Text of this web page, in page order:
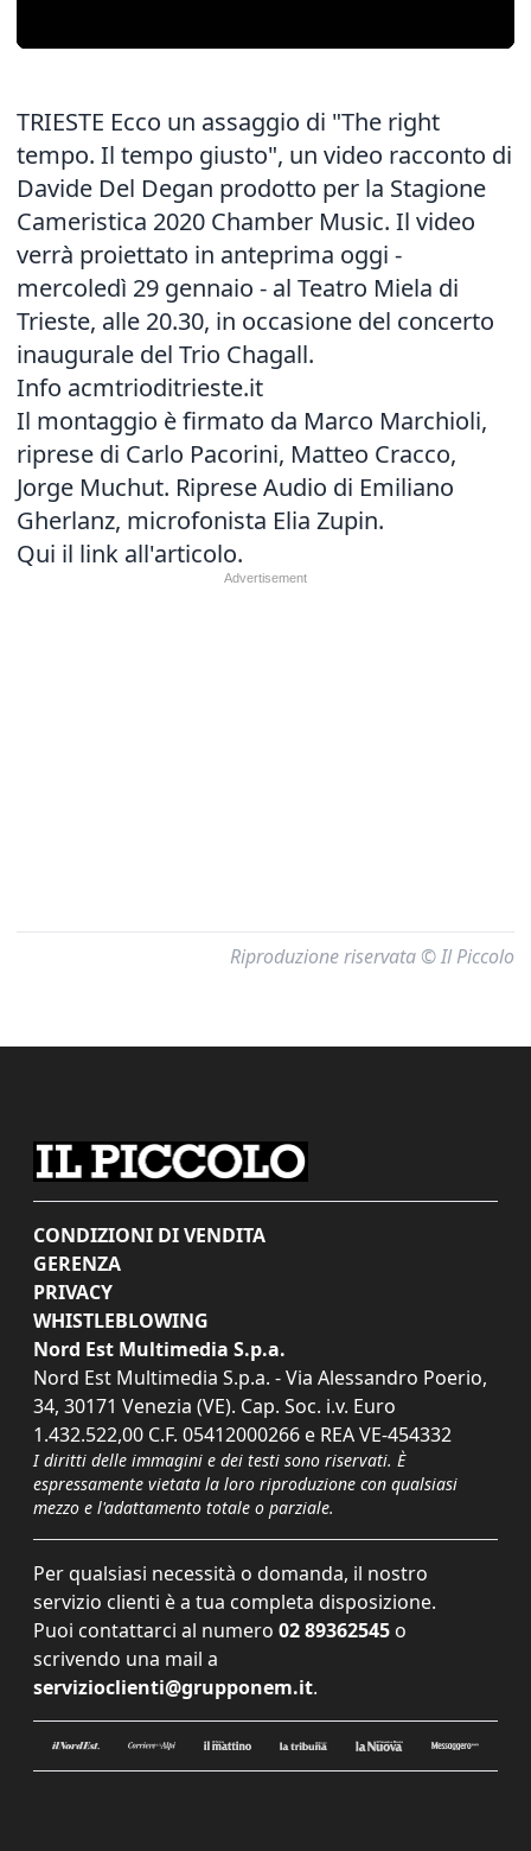
TRIESTE Ecco un assaggio di "The right
tempo. Il tempo giusto", un video racconto di
Davide Del Degan prodotto per la Stagione
Cameristica 2020 Chamber Music. Il video
verrà proiettato in anteprima oggi -
mercoledì 29 gennaio - al Teatro Miela di
Trieste, alle 20.30, in occasione del concerto
inaugurale del Trio Chagall.
Info acmtrioditrieste.it
Il montaggio è firmato da Marco Marchioli,
riprese di Carlo Pacorini, Matteo Cracco,
Jorge Muchut. Riprese Audio di Emiliano
Gherlanz, microfonista Elia Zupin.
Qui il link all'articolo.
Riproduzione riservata © Il Piccolo
CONDIZIONI DI VENDITA
GERENZA
PRIVACY
WHISTLEBLOWING
Nord Est Multimedia S.p.a.
Nord Est Multimedia S.p.a. - Via Alessandro Poerio,
34, 30171 Venezia (VE). Cap. Soc. i.v. Euro
1.432.522,00 C.F. 05412000266 e REA VE-454332
I diritti delle immagini e dei testi sono riservati. È
espressamente vietata la loro riproduzione con qualsiasi
mezzo e l'adattamento totale o parziale.
Per qualsiasi necessità o domanda, il nostro
servizio clienti è a tua completa disposizione.
Puoi contattarci al numero 02 89362545 o
scrivendo una mail a
servizioclienti@grupponem.it.